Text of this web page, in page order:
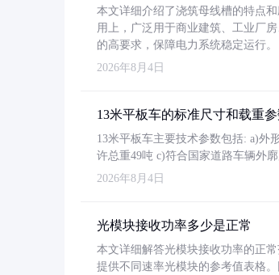
本文详细介绍了浇筑母线槽的特点
用上，广泛用于商业建筑、工业厂
的高要求，保障电力系统稳定运行。
2026年8月4日
13米平板车的标准尺寸和载重
13米平板车主要技术参数包括: a)外
许总重49吨 c)符合国家道路车辆外
2026年8月4日
光模块接收功率多少是正常
本文详细解答光模块接收功率的正
提供不同速率光模块的参考值表格